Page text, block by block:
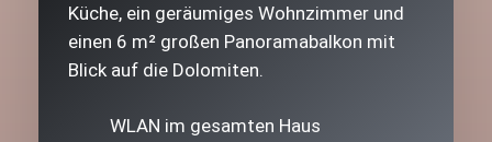
Küche, ein geräumiges Wohnzimmer und
einen 6 m² großen Panoramabalkon mit
Blick auf die Dolomiten.
WLAN im gesamten Haus